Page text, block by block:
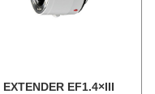
EXTENDER EF1.4×III